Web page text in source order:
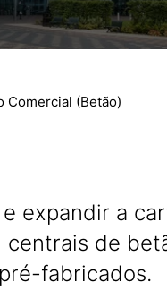
Comercial (Betão)
expandir a
centrais de
fabricados.